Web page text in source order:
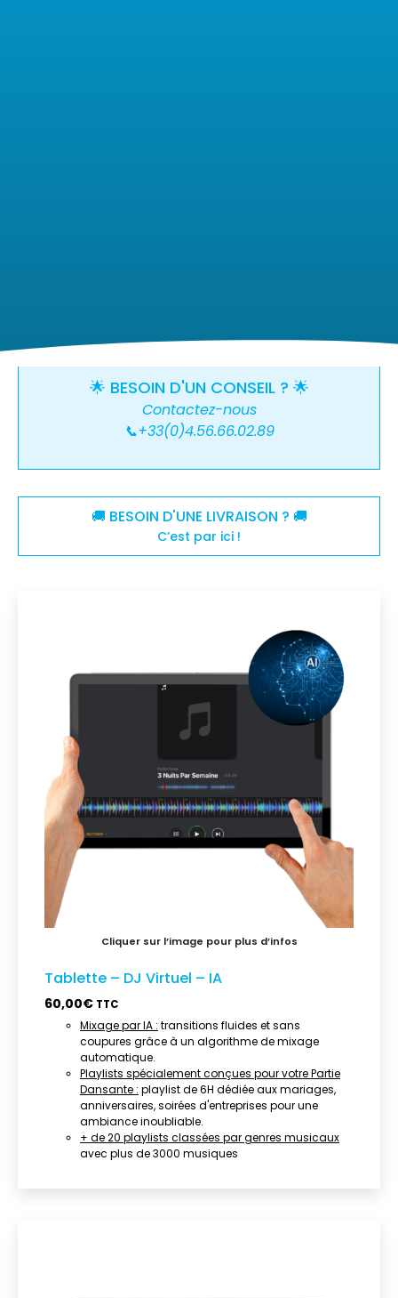
🌟 BESOIN D'UN CONSEIL ? 🌟
Contactez-nous
📞+33(0)4.56.66.02.89
🚚 BESOIN D'UNE LIVRAISON ? 🚚
C’est par ici !
Tablette – DJ Virtuel – IA
60,00€ TTC
Mixage par IA : transitions fluides et sans
coupures grâce à un algorithme de mixage
automatique.
Playlists spécialement conçues pour votre Partie
Dansante : playlist de 6H dédiée aux mariages,
anniversaires, soirées d'entreprises pour une
ambiance inoubliable.
+ de 20 playlists classées par genres musicaux
avec plus de 3000 musiques